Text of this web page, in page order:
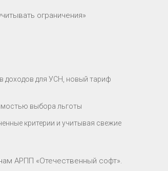
ограничения»
доходов для УСН, новый тариф
выбора льготы
критерии и учитывая свежие
АРПП «Отечественный софт».